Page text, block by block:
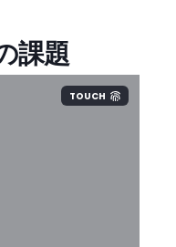
課題
TOUCH